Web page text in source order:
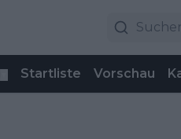
Startliste Vorschau